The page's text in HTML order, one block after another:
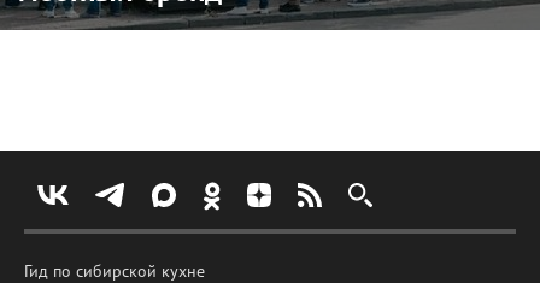
Гид по сибирской кухне